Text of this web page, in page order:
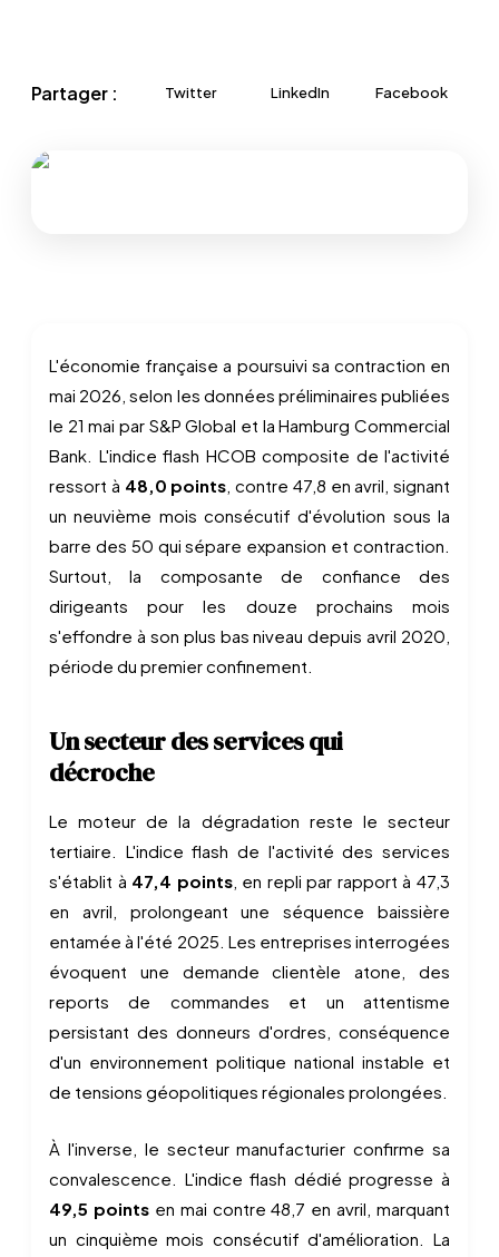
Partager : Twitter LinkedIn Facebook
L'économie française a poursuivi sa contraction en
mai 2026, selon les données préliminaires publiées
le 21 mai par S&P Global et la Hamburg Commercial
Bank. L'indice flash HCOB composite de l'activité
ressort à 48,0 points, contre 47,8 en avril, signant
un neuvième mois consécutif d'évolution sous la
barre des 50 qui sépare expansion et contraction.
Surtout, la composante de confiance des
dirigeants pour les douze prochains mois
s'effondre à son plus bas niveau depuis avril 2020,
période du premier confinement.
Un secteur des services qui
décroche
Le moteur de la dégradation reste le secteur
tertiaire. L'indice flash de l'activité des services
s'établit à 47,4 points, en repli par rapport à 47,3
en avril, prolongeant une séquence baissière
entamée à l'été 2025. Les entreprises interrogées
évoquent une demande clientèle atone, des
reports de commandes et un attentisme
persistant des donneurs d'ordres, conséquence
d'un environnement politique national instable et
de tensions géopolitiques régionales prolongées.
À l'inverse, le secteur manufacturier confirme sa
convalescence. L'indice flash dédié progresse à
49,5 pointsen mai contre 48,7 en avril, marquant
un cinquième mois consécutif d'amélioration. La